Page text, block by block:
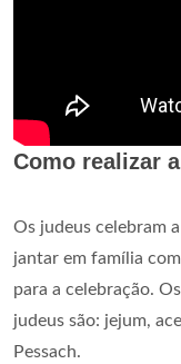
Como realizar
Os judeus celebram a
jantar em família
para a celebração.
judeus são: jejum,
Pessach.